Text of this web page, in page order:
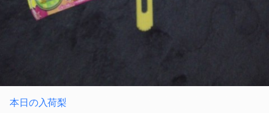
本日の入荷梨